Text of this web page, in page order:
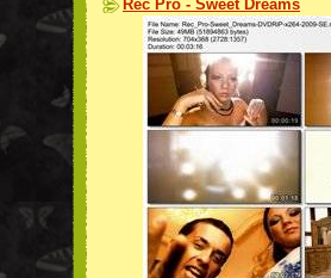
Rec Pro - Sweet Dreams